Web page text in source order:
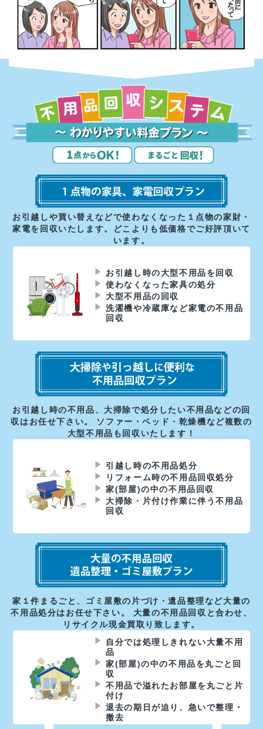
お引越しや買い替えなどで使わなくなった１点物の家財・
家電を回収いたします。どこよりも低価格でご好評頂いて
います。
お引越し時の大型不用品を回収
使わなくなった家具の処分
大型不用品の回収
洗濯機や冷蔵庫など家電の不用品
回収
お引越し時の不用品、大掃除で処分したい不用品などの回
収はお任せ下さい。 ソファー・ベッド・乾燥機など複数の
大型不用品も回収いたします！
引越し時の不用品処分
リフォーム時の不用品回収処分
家(部屋)の中の不用品回収
大掃除・片付け作業に伴う不用品
回収
家１件まるごと、ゴミ屋敷の片づけ・遺品整理など大量の
不用品処分はお任せ下さい。 大量の不用品回収と合わせ、
リサイクル現金買取り致します。
自分では処理しきれない大量不用
品
家(部屋)の中の不用品を丸ごと回
収
不用品で溢れたお部屋を丸ごと片
付け
退去の期日が迫り、急いで整理・
撤去